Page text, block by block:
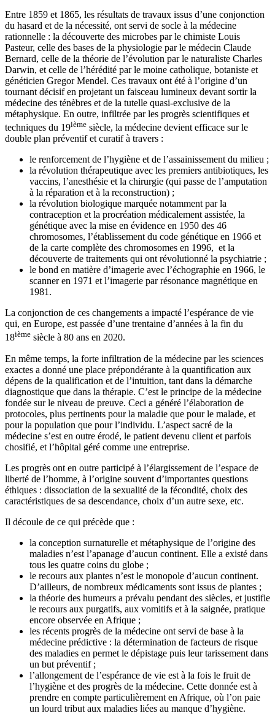
Entre 1859 et 1865, les résultats de travaux issus d’une conjonction
du hasard et de la nécessité, ont servi de socle à la médecine
rationnelle : la découverte des microbes par le chimiste Louis
Pasteur, celle des bases de la physiologie par le médecin Claude
Bernard, celle de la théorie de l’évolution par le naturaliste Charles
Darwin, et celle de l’hérédité par le moine catholique, botaniste et
généticien Gregor Mendel. Ces travaux ont été à l’origine d’un
tournant décisif en projetant un faisceau lumineux devant sortir la
médecine des ténèbres et de la tutelle quasi-exclusive de la
métaphysique. En outre, infiltrée par les progrès scientifiques et
techniques du 19ième siècle, la médecine devient efficace sur le
double plan préventif et curatif à travers :
le renforcement de l’hygiène et de l’assainissement du milieu ;
la révolution thérapeutique avec les premiers antibiotiques, les
vaccins, l’anesthésie et la chirurgie (qui passe de l’amputation
à la réparation et à la reconstruction) ;
la révolution biologique marquée notamment par la
contraception et la procréation médicalement assistée, la
génétique avec la mise en évidence en 1950 des 46
chromosomes, l’établissement du code génétique en 1966 et
de la carte complète des chromosomes en 1996, et la
découverte de traitements qui ont révolutionné la psychiatrie ;
le bond en matière d’imagerie avec l’échographie en 1966, le
scanner en 1971 et l’imagerie par résonance magnétique en
1981.
La conjonction de ces changements a impacté l’espérance de vie
qui, en Europe, est passée d’une trentaine d’années à la fin du
18ième siècle à 80 ans en 2020.
En même temps, la forte infiltration de la médecine par les sciences
exactes a donné une place prépondérante à la quantification aux
dépens de la qualification et de l’intuition, tant dans la démarche
diagnostique que dans la thérapie. C’est le principe de la médecine
fondée sur le niveau de preuve. Ceci a généré l’élaboration de
protocoles, plus pertinents pour la maladie que pour le malade, et
pour la population que pour l’individu. L’aspect sacré de la
médecine s’est en outre érodé, le patient devenu client et parfois
chosifié, et l’hôpital géré comme une entreprise.
Les progrès ont en outre participé à l’élargissement de l’espace de
liberté de l’homme, à l’origine souvent d’importantes questions
éthiques : dissociation de la sexualité de la fécondité, choix des
caractéristiques de sa descendance, choix d’un autre sexe, etc.
Il découle de ce qui précède que :
la conception surnaturelle et métaphysique de l’origine des
maladies n’est l’apanage d’aucun continent. Elle a existé dans
tous les quatre coins du globe ;
le recours aux plantes n’est le monopole d’aucun continent.
D’ailleurs, de nombreux médicaments sont issus de plantes ;
la théorie des humeurs a prévalu pendant des siècles, et justifie
le recours aux purgatifs, aux vomitifs et à la saignée, pratique
encore observée en Afrique ;
les récents progrès de la médecine ont servi de base à la
médecine prédictive : la détermination de facteurs de risque
des maladies en permet le dépistage puis leur tarissement dans
un but préventif ;
l’allongement de l’espérance de vie est à la fois le fruit de
l’hygiène et des progrès de la médecine. Cette donnée est à
prendre en compte particulièrement en Afrique, où l’on paie
un lourd tribut aux maladies liées au manque d’hygiène.